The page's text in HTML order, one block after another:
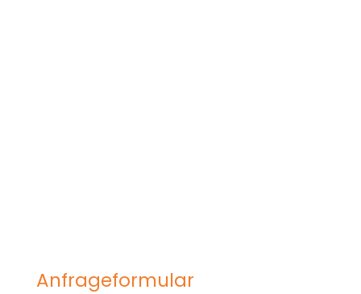
Anfrageformular